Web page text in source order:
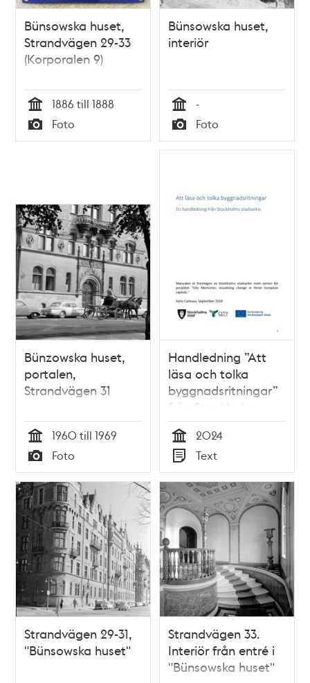
Bünsowska huset,
Strandvägen 29-33
(Korporalen 9)
Tid
1886 till 1888
Typ
Foto
Bünsowska huset,
interiör
Tid
-
Typ
Foto
Bünzowska huset,
portalen,
Strandvägen 31
Tid
1960 till 1969
Typ
Foto
Handledning ”Att
läsa och tolka
byggnadsritningar”
från Stockholm
stadsarkiv 2024
Tid
2024
Typ
Text
Strandvägen 29-31,
"Bünsowska huset"
Strandvägen 33.
Interiör från entré i
"Bünsowska huset"